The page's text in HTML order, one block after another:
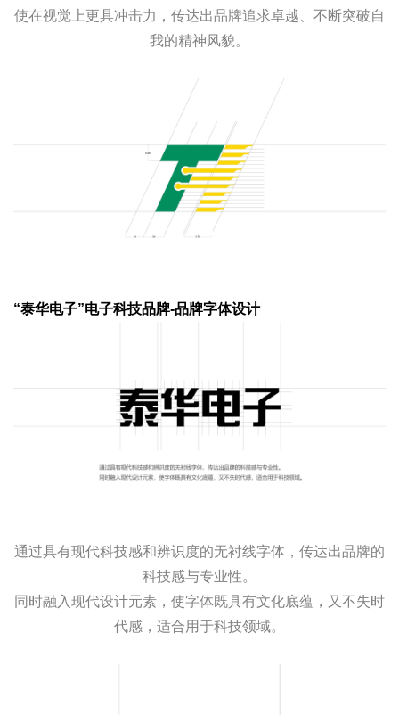
使在视觉上更具冲击力，传达出品牌追求卓越、不断突破自
我的精神风貌。
“泰华电子”电子科技品牌-品牌字体设计
通过具有现代科技感和辨识度的无衬线字体，传达出品牌的
科技感与专业性。
同时融入现代设计元素，使字体既具有文化底蕴，又不失时
代感，适合用于科技领域。